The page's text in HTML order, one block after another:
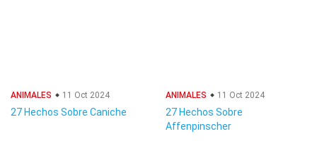
ANIMALES 11 Oct 2024
27 Hechos Sobre Caniche
ANIMALES 11 Oct 2024
27 Hechos Sobre
Affenpinscher